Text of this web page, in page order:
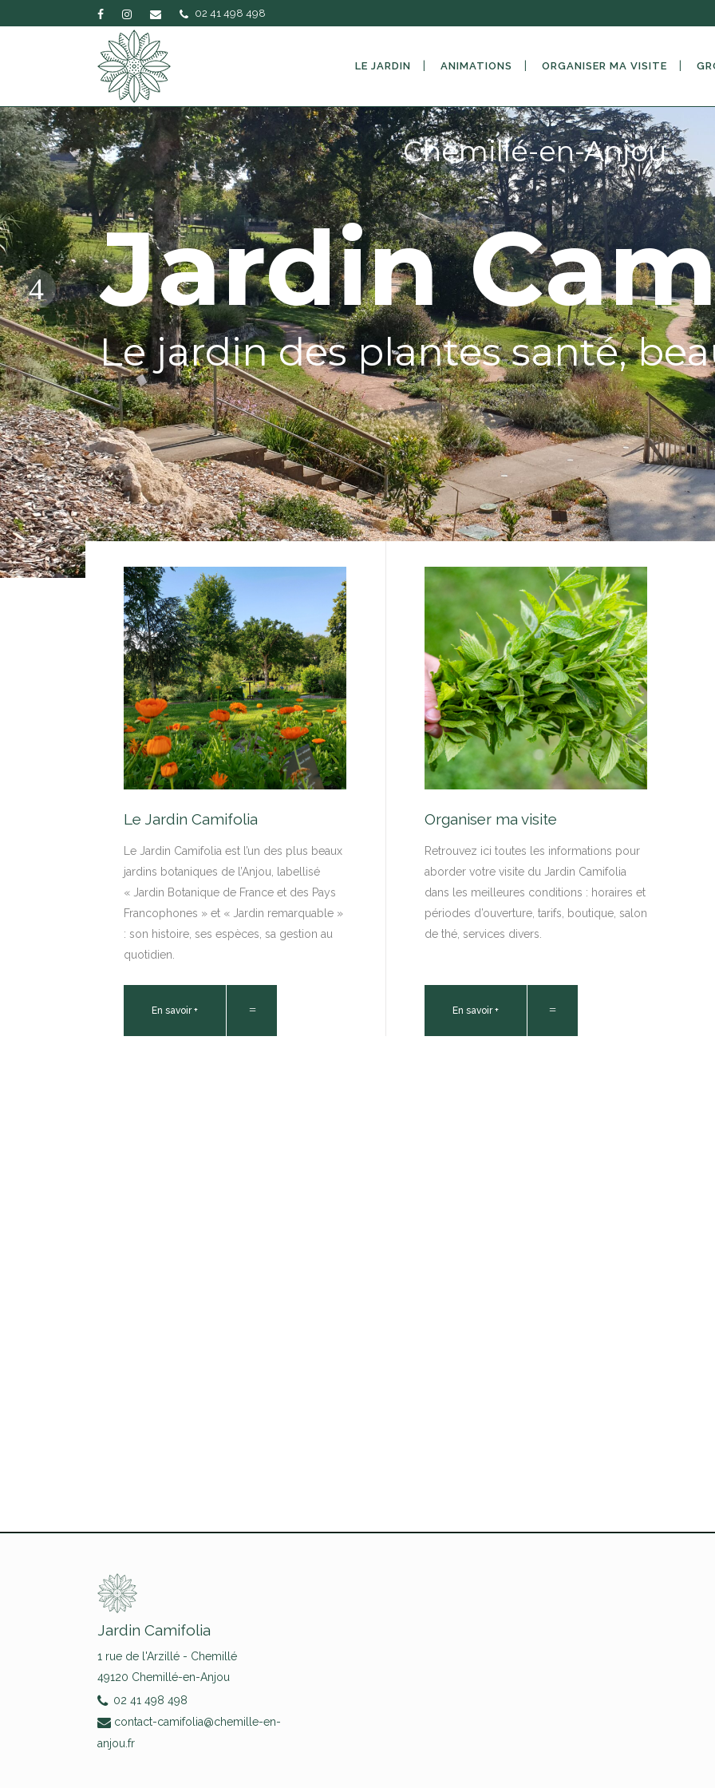
02 41 498 498
LE JARDIN ANIMATIONS ORGANISER MA VISITE
Le Jardin Camifolia
Le Jardin Camifolia est l’un des plus beaux
jardins botaniques de l’Anjou, labellisé
« Jardin Botanique de France et des Pays
Francophones » et « Jardin remarquable »
: son histoire, ses espèces, sa gestion au
quotidien.
En savoir +
Organiser ma visite
Retrouvez ici toutes les informations pour
aborder votre visite du Jardin Camifolia
dans les meilleures conditions : horaires et
périodes d’ouverture, tarifs, boutique, salon
de thé, services divers.
En savoir +
Jardin Camifolia
1 rue de l'Arzillé - Chemillé
49120 Chemillé-en-Anjou
02 41 498 498
contact-camifolia@chemille-en-
anjou.fr